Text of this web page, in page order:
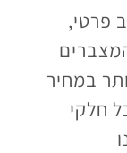
פרטי,
במחיר
חלקי